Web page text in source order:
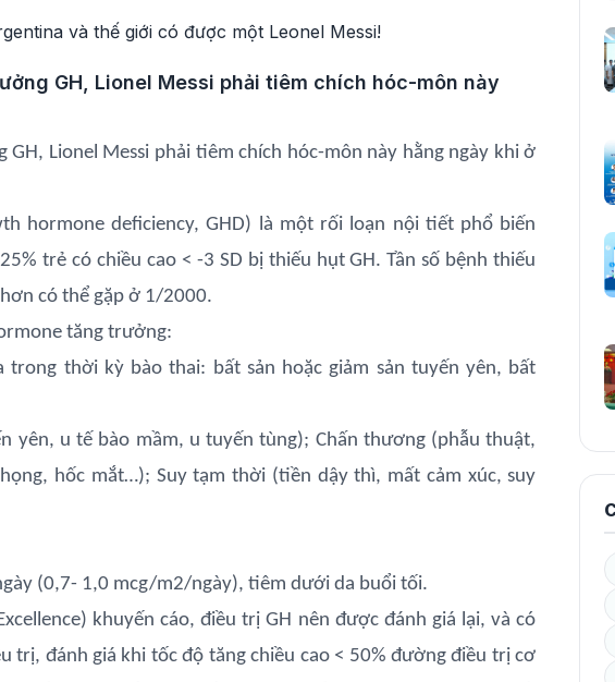
GH, Lionel Messi phải tiêm chích hóc-môn này
Lionel Messi phải tiêm chích hóc-môn này hằng ngày khi ở
hormone deficiency, GHD) là một rối loạn nội tiết phổ biến
trẻ có chiều cao < -3 SD bị thiếu hụt GH. Tần số bệnh thiếu
có thể gặp ở 1/2000.
tăng trưởng:
thời kỳ bào thai: bất sản hoặc giảm sản tuyến yên, bất
yên, u tế bào mầm, u tuyến tùng); Chấn thương (phẫu thuật,
hốc mắt…); Suy tạm thời (tiền dậy thì, mất cảm xúc, suy
(0,7- 1,0 mcg/m2/ngày), tiêm dưới da buổi tối.
khuyến cáo, điều trị GH nên được đánh giá lại, và có
trị, đánh giá khi tốc độ tăng chiều cao < 50% đường điều trị cơ